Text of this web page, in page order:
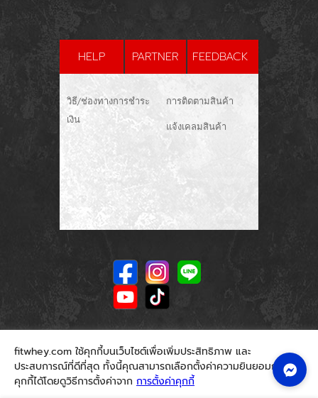
HELP PARTNER FEEDBACK
วิธี/ช่องทางการชำระ
เงิน
การติดตามสินค้า
แจ้งเคลมสินค้า
fitwhey.com ใช้คุกกี้บนเว็บไซต์เพื่อเพิ่มประสิทธิภาพ และ
ประสบการณ์ที่ดีที่สุด ทั้งนี้คุณสามารถเลือกตั้งค่าความยินยอมการใช้
คุกกี้ได้โดยดูวิธีการตั้งค่าจาก การตั้งค่าคุกกี้